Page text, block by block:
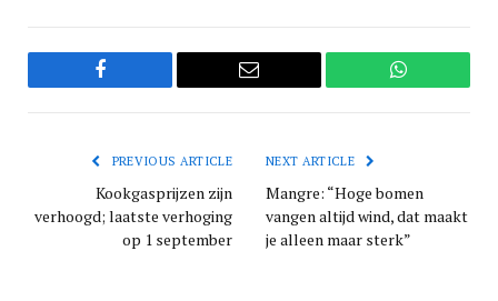
Facebook Email WhatsApp
PREVIOUS ARTICLE
Kookgasprijzen zijn
verhoogd; laatste verhoging
op 1 september
NEXT ARTICLE
Mangre: “Hoge bomen
vangen altijd wind, dat maakt
je alleen maar sterk”